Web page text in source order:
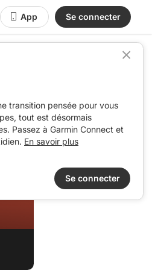
App Se connecter
transition pensée pour vous
tout est désormais
Passez à Garmin Connect et
En savoir plus
Se connecter